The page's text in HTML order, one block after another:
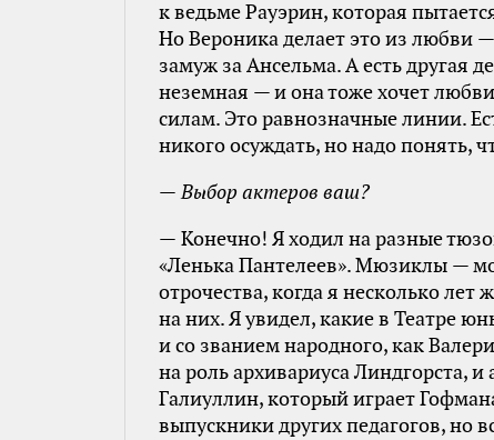
к ведьме Рауэрин, которая
Но Вероника делает это из любви
замуж за Ансельма. А есть другая
неземная — и она тоже хочет
силам. Это равнозначные линии.
никого осуждать, но надо понять,
— Выбор актеров ваш?
— Конечно! Я ходил на разные
«Ленька Пантелеев». Мюзиклы —
отрочества, когда я несколько
на них. Я увидел, какие в Театре
и со званием народного, как
на роль архивариуса Линдгорста,
Галиуллин, который играет
выпускники других педагогов, но